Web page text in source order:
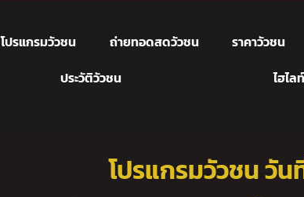
โปรแกรมวัวชน ถ่ายทอดสดวัวชน ราคาวัวชน
ประวัติวัวชน
ไฮไล
โปรแกรมวัวชน วัน